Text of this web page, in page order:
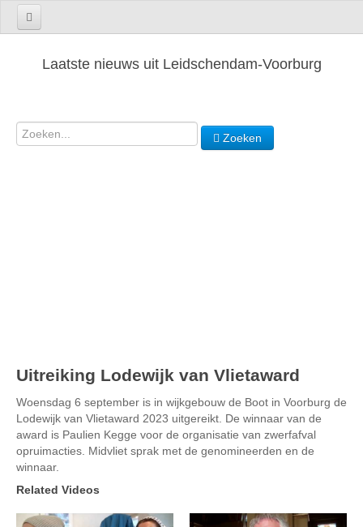
Laatste nieuws uit Leidschendam-Voorburg
Zoeken
Uitreiking Lodewijk van Vlietaward
Woensdag 6 september is in wijkgebouw de Boot in Voorburg de
Lodewijk van Vlietaward 2023 uitgereikt. De winnaar van de
award is Paulien Kegge voor de organisatie van zwerfafval
opruimacties. Midvliet sprak met de genomineerden en de
winnaar.
Related Videos